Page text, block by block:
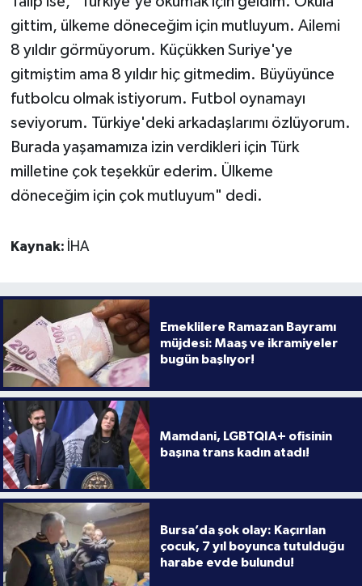
gittim, ülkeme döneceğim için mutluyum. Ailemi
8 yıldır görmüyorum. Küçükken Suriye'ye
gitmiştim ama 8 yıldır hiç gitmedim. Büyüyünce
futbolcu olmak istiyorum. Futbol oynamayı
seviyorum. Türkiye'deki arkadaşlarımı özlüyorum.
Burada yaşamamıza izin verdikleri için Türk
milletine çok teşekkür ederim. Ülkeme
döneceğim için çok mutluyum" dedi.
Kaynak: İHA
Emeklilere Ramazan Bayramı
müjdesi: Maaş ve ikramiyeler
bugün başlıyor!
Mamdani, LGBTQIA+ ofisinin
başına trans kadın atadı!
Bursa’da şok olay: Kaçırılan
çocuk, 7 yıl boyunca tutulduğu
harabe evde bulundu!